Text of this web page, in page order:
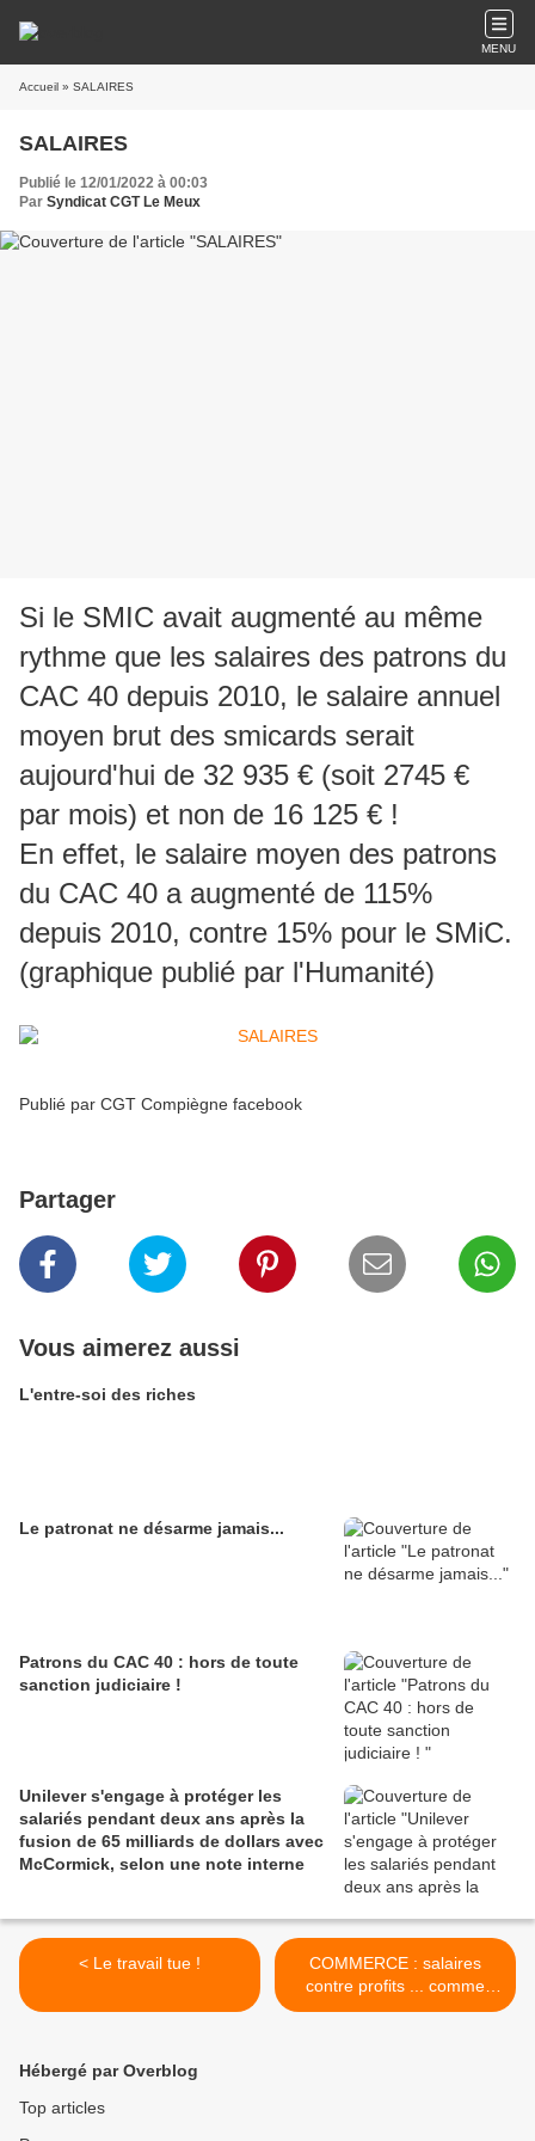
MENU
Accueil » SALAIRES
SALAIRES
Publié le 12/01/2022 à 00:03
Par Syndicat CGT Le Meux
Si le SMIC avait augmenté au même
rythme que les salaires des patrons du
CAC 40 depuis 2010, le salaire annuel
moyen brut des smicards serait
aujourd'hui de 32 935 € (soit 2745 €
par mois) et non de 16 125 € !
En effet, le salaire moyen des patrons
du CAC 40 a augmenté de 115%
depuis 2010, contre 15% pour le SMiC.
(graphique publié par l'Humanité)
Publié par CGT Compiègne facebook
Partager
Vous aimerez aussi
L'entre-soi des riches
Le patronat ne désarme jamais...
Patrons du CAC 40 : hors de toute
sanction judiciaire !
Unilever s'engage à protéger les
salariés pendant deux ans après la
fusion de 65 milliards de dollars avec
McCormick, selon une note interne
< Le travail tue !
COMMERCE : salaires
contre profits ... comme
toujours sous le capitalisme
Hébergé par Overblog
Top articles